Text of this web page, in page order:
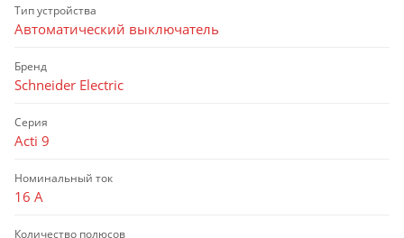
Тип устройства
Автоматический выключатель
Бренд
Schneider Electric
Серия
Acti 9
Номинальный ток
16 А
Количество полюсов